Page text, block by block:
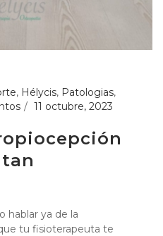
, Hélycis, Patologias,
11 octubre, 2023
hablar ya de la
tu fisioterapeuta te